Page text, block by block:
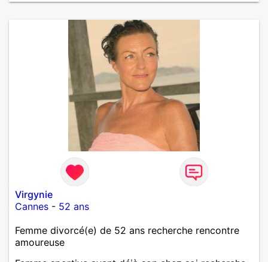
Virgynie
Cannes - 52 ans
Femme divorcé(e) de 52 ans recherche rencontre
amoureuse